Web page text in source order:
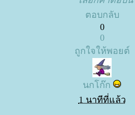
ตอบกลับ
0
0
ถูกใจให้พอยต์
นกโก๊ก
1 นาทีที่แล้ว